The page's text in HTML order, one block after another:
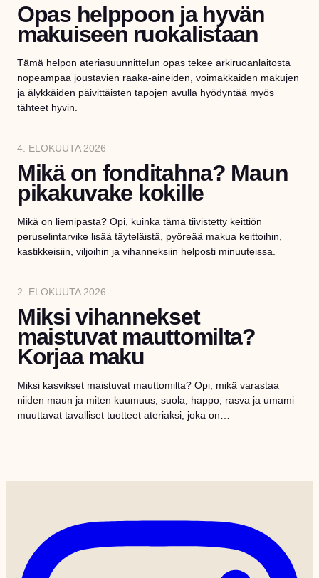
Opas helppoon ja hyvän
makuiseen ruokalistaan
Tämä helpon ateriasuunnittelun opas tekee arkiruoanlaitosta
nopeampaa joustavien raaka-aineiden, voimakkaiden makujen
ja älykkäiden päivittäisten tapojen avulla hyödyntää myös
tähteet hyvin.
4. ELOKUUTA 2026
Mikä on fonditahna? Maun
pikakuvake kokille
Mikä on liemipasta? Opi, kuinka tämä tiivistetty keittiön
peruselintarvike lisää täyteläistä, pyöreää makua keittoihin,
kastikkeisiin, viljoihin ja vihanneksiin helposti minuuteissa.
2. ELOKUUTA 2026
Miksi vihannekset
maistuvat mauttomilta?
Korjaa maku
Miksi kasvikset maistuvat mauttomilta? Opi, mikä varastaa
niiden maun ja miten kuumuus, suola, happo, rasva ja umami
muuttavat tavalliset tuotteet ateriaksi, joka on…